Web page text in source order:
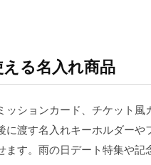
る名入れ商品
ッションカード、チケット
に渡す名入れキーホルダー
ます。雨の日デート特集や